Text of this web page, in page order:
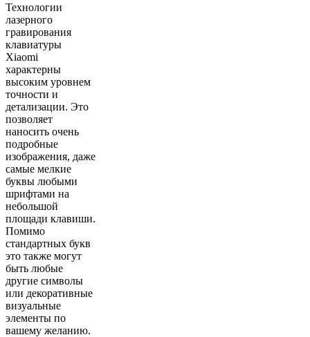
Технологии
лазерного
гравирования
клавиатуры
Xiaomi
характерны
высоким уровнем
точности и
детализации. Это
позволяет
наносить очень
подробные
изображения, даже
самые мелкие
буквы любыми
шрифтами на
небольшой
площади клавиши.
Помимо
стандартных букв
это также могут
быть любые
другие символы
или декоративные
визуальные
элементы по
вашему желанию.